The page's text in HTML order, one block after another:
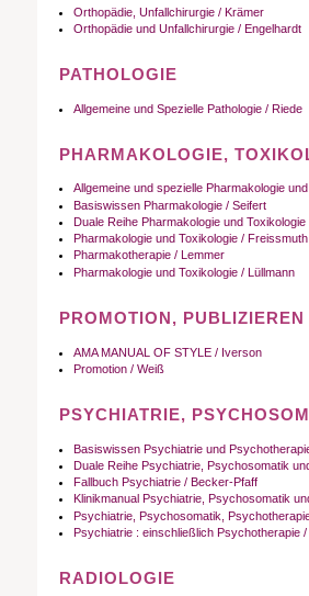
Orthopädie, Unfallchirurgie / Krämer
Orthopädie und Unfallchirurgie / Engelhardt
PATHOLOGIE
Allgemeine und Spezielle Pathologie / Riede
PHARMAKOLOGIE,
Allgemeine und spezielle Pharmakologie
Basiswissen Pharmakologie / Seifert
Duale Reihe Pharmakologie und
Pharmakologie und Toxikologie / Freissmuth
Pharmakotherapie / Lemmer
Pharmakologie und Toxikologie / Lüllmann
PROMOTION, PUBLIZIEREN
AMA MANUAL OF STYLE / Iverson
Promotion / Weiß
PSYCHIATRIE,
Basiswissen Psychiatrie und
Duale Reihe Psychiatrie, Psychosomatik
Fallbuch Psychiatrie / Becker-Pfaff
Klinikmanual Psychiatrie, Psychosomatik
Psychiatrie, Psychosomatik,
Psychiatrie : einschließlich Psychotherapie /
RADIOLOGIE